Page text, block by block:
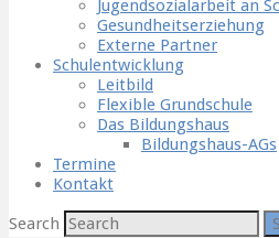
Jugendsozialarbeit an
Gesundheitserziehung
Externe Partner
Schulentwicklung
Leitbild
Flexible Grundschule
Das Bildungshaus
Bildungshaus-AGs
Termine
Kontakt
Search